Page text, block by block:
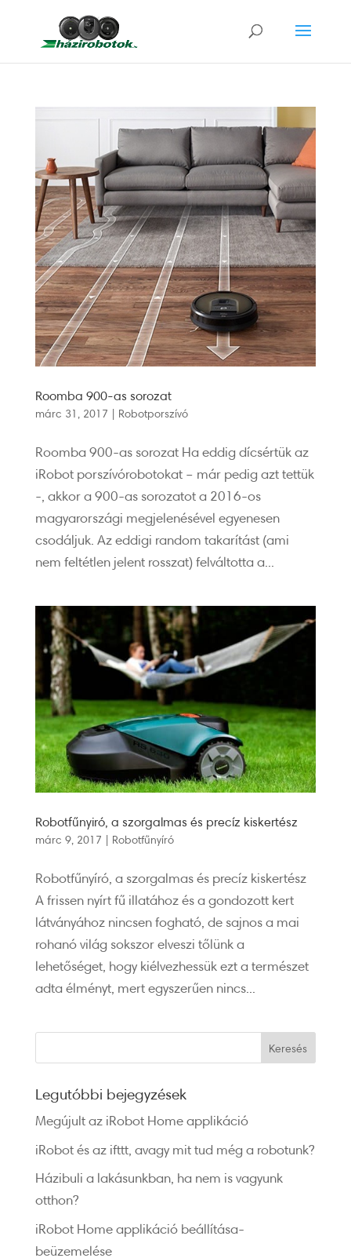
Roomba 900-as sorozat
márc 31, 2017 | Robotporszívó
Roomba 900-as sorozat Ha eddig dícsértük az
iRobot porszívórobotokat – már pedig azt tettük
-, akkor a 900-as sorozatot a 2016-os
magyarországi megjelenésével egyenesen
csodáljuk. Az eddigi random takarítást (ami
nem feltétlen jelent rosszat) felváltotta a...
Robotfűnyiró, a szorgalmas és precíz kiskertész
márc 9, 2017 | Robotfűnyíró
Robotfűnyíró, a szorgalmas és precíz kiskertész
A frissen nyírt fű illatához és a gondozott kert
látványához nincsen fogható, de sajnos a mai
rohanó világ sokszor elveszi tőlünk a
lehetőséget, hogy kiélvezhessük ezt a természet
adta élményt, mert egyszerűen nincs...
Legutóbbi bejegyzések
Megújult az iRobot Home applikáció
iRobot és az ifttt, avagy mit tud még a robotunk?
Házibuli a lakásunkban, ha nem is vagyunk
otthon?
iRobot Home applikáció beállítása-
beüzemelése